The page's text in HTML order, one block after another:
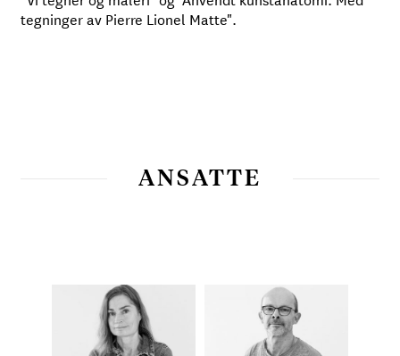
tegninger av Pierre Lionel Matte".
ANSATTE